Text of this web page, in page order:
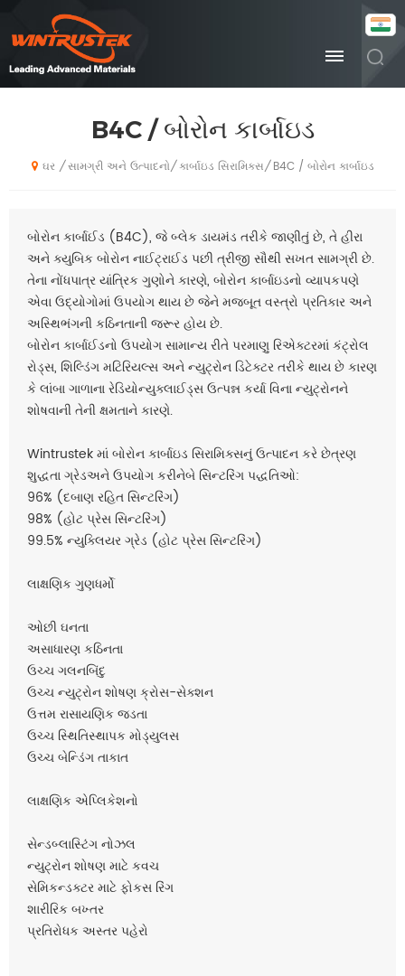
B4C / બોરોન કાર્બાઇડ
ઘર / સામગ્રી અને ઉત્પાદનો/ કાર્બાઇડ સિરામિક્સ/ B4C / બોરોન કાર્બાઇડ
બોરોન કાર્બાઈડ (B4C), જે બ્લેક ડાયમંડ તરીકે જાણીતું છે, તે હીરા
અને ક્યુબિક બોરોન નાઈટ્રાઈડ પછી ત્રીજી સૌથી સખત સામગ્રી છે.
તેના નોંધપાત્ર યાંત્રિક ગુણોને કારણે, બોરોન કાર્બાઇડનો વ્યાપકપણે
એવા ઉદ્યોગોમાં ઉપયોગ થાય છે જેને મજબૂત વસ્ત્રો પ્રતિકાર અને
અસ્થિભંગની કઠિનતાની જરૂર હોય છે.
બોરોન કાર્બાઈડનો ઉપયોગ સામાન્ય રીતે પરમાણુ રિએક્ટરમાં કંટ્રોલ
રોડ્સ, શિલ્ડિંગ મટિરિયલ્સ અને ન્યુટ્રોન ડિટેક્ટર તરીકે થાય છે કારણ
કે લાંબા ગાળાના રેડિયોન્યુક્લાઈડ્સ ઉત્પન્ન કર્યા વિના ન્યુટ્રોનને
શોષવાની તેની ક્ષમતાને કારણે.
Wintrustek માં બોરોન કાર્બાઇડ સિરામિક્સનું ઉત્પાદન કરે છેત્રણ
શુદ્ધતા ગ્રેડઅને ઉપયોગ કરીનેબે સિન્ટરિંગ પદ્ધતિઓ:
96% (દબાણ રહિત સિન્ટરિંગ)
98% (હોટ પ્રેસ સિન્ટરિંગ)
99.5% ન્યુક્લિયર ગ્રેડ (હોટ પ્રેસ સિન્ટરિંગ)
લાક્ષણિક ગુણધર્મો
ઓછી ઘનતા
અસાધારણ કઠિનતા
ઉચ્ચ ગલનબિંદુ
ઉચ્ચ ન્યુટ્રોન શોષણ ક્રોસ-સેક્શન
ઉત્તમ રાસાયણિક જડતા
ઉચ્ચ સ્થિતિસ્થાપક મોડ્યુલસ
ઉચ્ચ બેન્ડિંગ તાકાત
લાક્ષણિક એપ્લિકેશનો
સેન્ડબ્લાસ્ટિંગ નોઝલ
ન્યુટ્રોન શોષણ માટે કવચ
સેમિકન્ડક્ટર માટે ફોકસ રિંગ
શારીરિક બખ્તર
પ્રતિરોધક અસ્તર પહેરો